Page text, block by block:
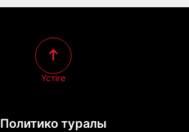
Политико туралы
Үстіге